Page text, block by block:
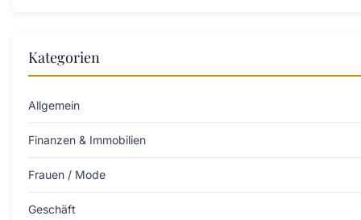
Kategorien
Allgemein
Finanzen & Immobilien
Frauen / Mode
Geschäft